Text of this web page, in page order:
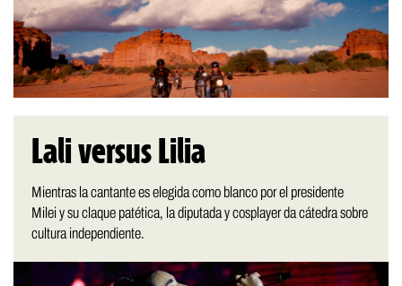
Lali versus Lilia
Mientras la cantante es elegida como blanco por el presidente
Milei y su claque patética, la diputada y cosplayer da cátedra sobre
cultura independiente.